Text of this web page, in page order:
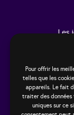
Pour offrir les
telles que les
appareils. Le fait
traiter des données
uniques sur ce
Les